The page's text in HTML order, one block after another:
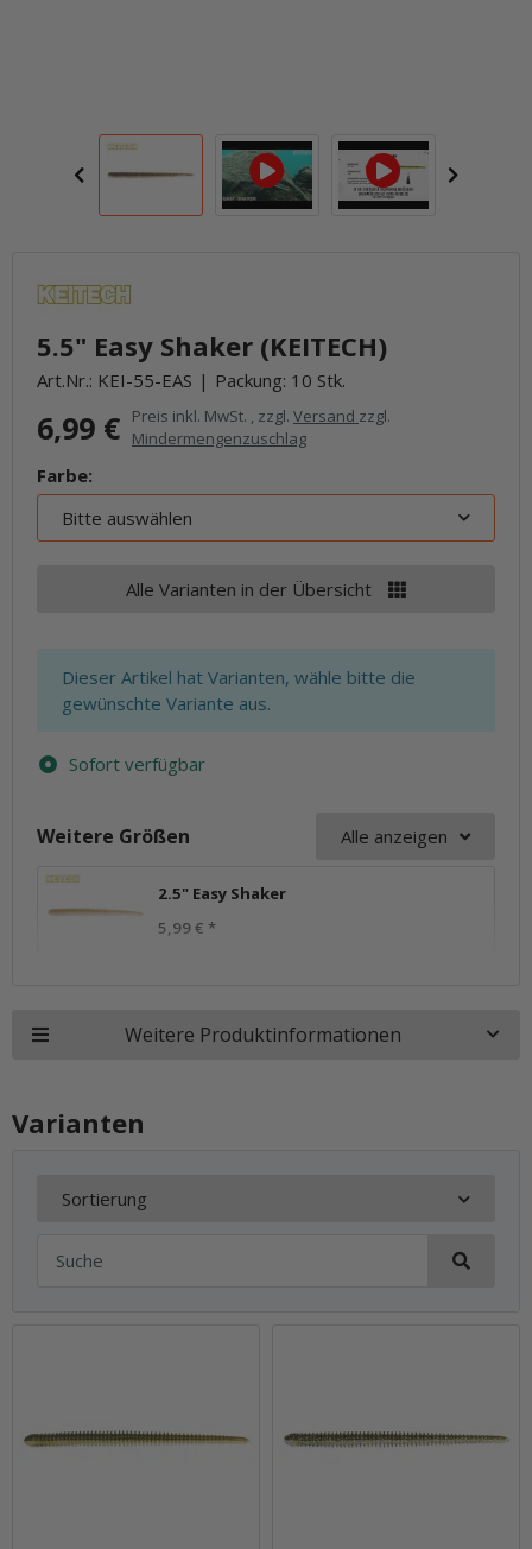
5.5" Easy Shaker (KEITECH)
Art.Nr.: KEI-55-EAS Packung: 10 Stk.
6,99 € Preis inkl. MwSt. , zzgl. Versand zzgl.
Mindermengenzuschlag
Farbe:
Bitte auswählen
Alle Varianten in der Übersicht
x
Dieser Artikel hat Varianten, wähle bitte die
gewünschte Variante aus.
Sofort verfügbar
Weitere Größen Alle anzeigen
2.5" Easy Shaker
5,99 € *
Weitere Produktinformationen
Varianten
Sortierung